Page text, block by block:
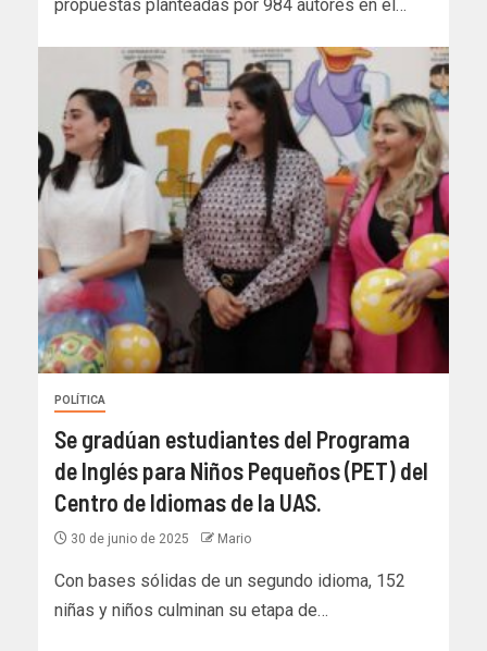
propuestas planteadas por 984 autores en el…
POLÍTICA
Se gradúan estudiantes del Programa
de Inglés para Niños Pequeños (PET) del
Centro de Idiomas de la UAS.
30 de junio de 2025 Mario
Con bases sólidas de un segundo idioma, 152
niñas y niños culminan su etapa de…